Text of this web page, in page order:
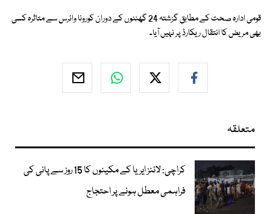
قومی ادارہ صحت کے مطابق گزشتہ 24 گھنٹوں کے دوران کورونا وائرس سے متاثرہ کسی
بھی مریض کا انتقال ریکارڈ پر نہیں آیا۔
متعلقہ
کراچی: لائنز ایریا کے مکینوں کا 15 روز سے پانی کی
فراہمی معطل ہونے پر احتجاج